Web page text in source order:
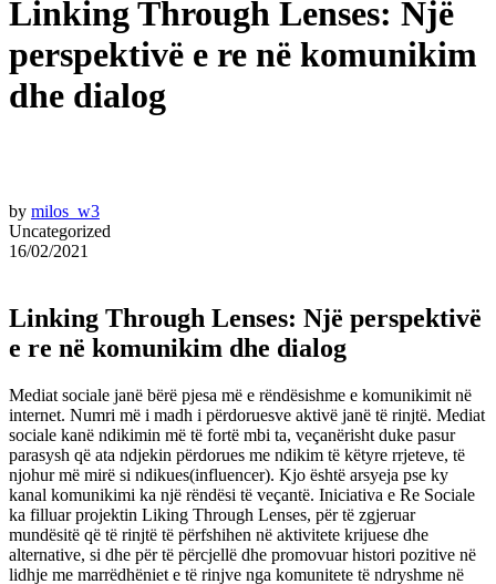
Linking Through Lenses: Një
perspektivë e re në komunikim
dhe dialog
by milos_w3
Uncategorized
16/02/2021
Linking Through Lenses: Një perspektivë
e re në komunikim dhe dialog
Mediat sociale janë bërë pjesa më e rëndësishme e komunikimit në
internet. Numri më i madh i përdoruesve aktivë janë të rinjtë. Mediat
sociale kanë ndikimin më të fortë mbi ta, veçanërisht duke pasur
parasysh që ata ndjekin përdorues me ndikim të këtyre rrjeteve, të
njohur më mirë si ndikues(influencer). Kjo është arsyeja pse ky
kanal komunikimi ka një rëndësi të veçantë. Iniciativa e Re Sociale
ka filluar projektin Liking Through Lenses, për të zgjeruar
mundësitë që të rinjtë të përfshihen në aktivitete krijuese dhe
alternative, si dhe për të përcjellë dhe promovuar histori pozitive në
lidhje me marrëdhëniet e të rinjve nga komunitete të ndryshme në